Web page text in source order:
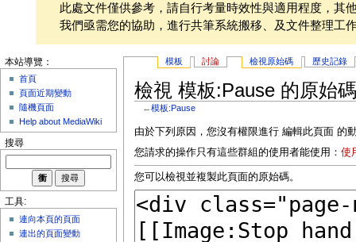
此處文件僅供參考，請自行考量時效性與適用程度，其
我們亟需您的協助，進行共筆系統搬移、及文件整理工
模板 討論 檢視原始碼 歷史記錄
檢視 模板:Pause 的原始碼
←模板:Pause
由於下列原因，您沒有權限進行 編輯此頁面 的
您請求的操作只有這些群組的使用者能使用： 使
您可以檢視並複製此頁面的原始碼。
本站導覽：
首頁
頁面近期變動
隨機頁面
Help about MediaWiki
搜尋
工具:
連向本頁的頁面
連出的頁面變動